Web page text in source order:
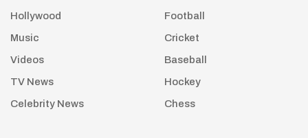
Hollywood
Music
Videos
TV News
Celebrity News
Football
Cricket
Baseball
Hockey
Chess